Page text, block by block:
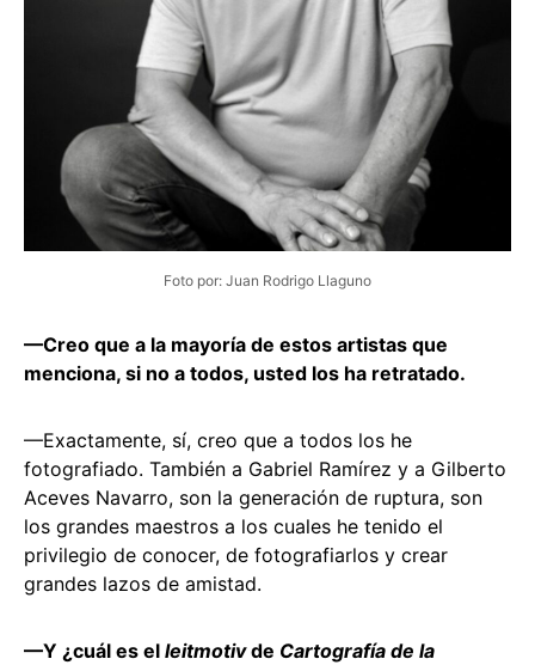
Foto por: Juan Rodrigo Llaguno
—Creo que a la mayoría de estos artistas que
menciona, si no a todos, usted los ha retratado.
—Exactamente, sí, creo que a todos los he
fotografiado. También a Gabriel Ramírez y a Gilberto
Aceves Navarro, son la generación de ruptura, son
los grandes maestros a los cuales he tenido el
privilegio de conocer, de fotografiarlos y crear
grandes lazos de amistad.
—Y ¿cuál es el leitmotivde Cartografía de la